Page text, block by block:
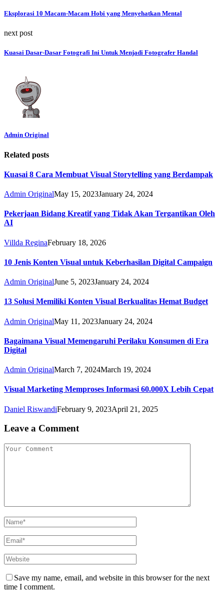
Eksplorasi 10 Macam-Macam Hobi yang Menyehatkan Mental
next post
Kuasai Dasar-Dasar Fotografi Ini Untuk Menjadi Fotografer Handal
Admin Original
Related posts
Kuasai 8 Cara Membuat Visual Storytelling yang Berdampak
Admin OriginalMay 15, 2023January 24, 2024
Pekerjaan Bidang Kreatif yang Tidak Akan Tergantikan Oleh
AI
Villda ReginaFebruary 18, 2026
10 Jenis Konten Visual untuk Keberhasilan Digital Campaign
Admin OriginalJune 5, 2023January 24, 2024
13 Solusi Memiliki Konten Visual Berkualitas Hemat Budget
Admin OriginalMay 11, 2023January 24, 2024
Bagaimana Visual Memengaruhi Perilaku Konsumen di Era
Digital
Admin OriginalMarch 7, 2024March 19, 2024
Visual Marketing Memproses Informasi 60.000X Lebih Cepat
Daniel RiswandiFebruary 9, 2023April 21, 2025
Leave a Comment
Save my name, email, and website in this browser for the next
time I comment.